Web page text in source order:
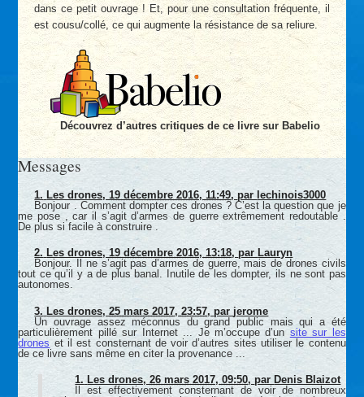
dans ce petit ouvrage ! Et, pour une consultation fréquente, il
est cousu/collé, ce qui augmente la résistance de sa reliure.
Découvrez d’autres critiques de ce livre sur Babelio
Messages
1. Les drones,19 décembre 2016, 11:49,par lechinois3000
Bonjour . Comment dompter ces drones ? C’est la question que je
me pose , car il s’agit d’armes de guerre extrêmement redoutable .
De plus si facile à construire .
2. Les drones,19 décembre 2016, 13:18, par Lauryn
Bonjour. Il ne s’agit pas d’armes de guerre, mais de drones civils
tout ce qu’il y a de plus banal. Inutile de les dompter, ils ne sont pas
autonomes.
3. Les drones,25 mars 2017, 23:57,parjerome
Un ouvrage assez méconnus du grand public mais qui a été
particulièrement pillé sur Internet ... Je m’occupe d’un site sur les
drones et il est consternant de voir d’autres sites utiliser le contenu
de ce livre sans même en citer la provenance ...
1. Les drones,26 mars 2017, 09:50,par Denis Blaizot
Il est effectivement consternant de voir de nombreux